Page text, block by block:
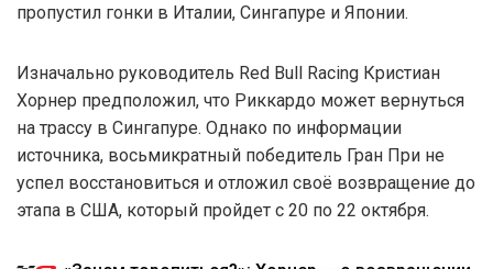
пропустил гонки в Италии, Сингапуре и Японии.
Изначально руководитель Red Bull Racing Кристиан
Хорнер предположил, что Риккардо может вернуться
на трассу в Сингапуре. Однако по информации
источника, восьмикратный победитель Гран При не
успел восстановиться и отложил своё возвращение до
этапа в США, который пройдет с 20 по 22 октября.